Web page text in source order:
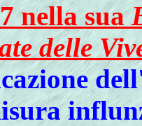
nella sua
delle